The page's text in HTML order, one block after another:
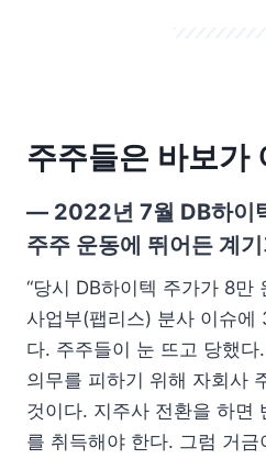
주주들은 바보가
— 2022년 7월 DB하이
주주 운동에 뛰어든 계
“당시 DB하이텍 주가가 8만
사업부(팹리스) 분사 이슈
다. 주주들이 눈 뜨고 당했
의무를 피하기 위해 자회사
것이다. 지주사 전환을 하면
를 취득해야 한다. 그럼 거